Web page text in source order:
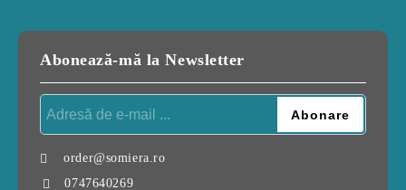
Abonează-mă la Newsletter
order@somiera.ro
0747640269